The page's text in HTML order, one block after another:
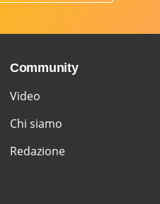
Community
Video
Chi siamo
Redazione